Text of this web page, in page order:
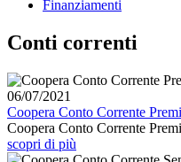
Finanziamenti
Conti correnti
06/07/2021
Coopera Conto Corrente
Coopera Conto Corrente
scopri di più